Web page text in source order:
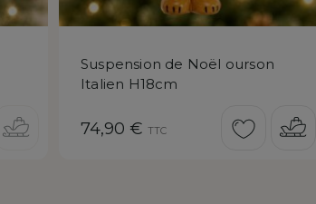
Suspension de Noël ourson
Italien H18cm
Prix
74,90 € TTC